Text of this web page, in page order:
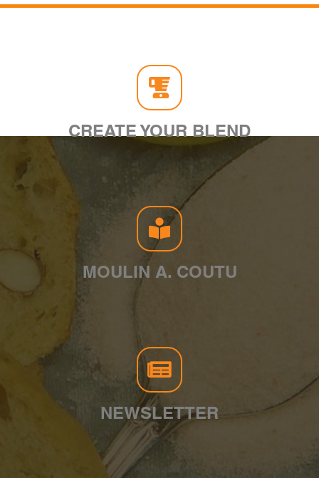
CREATE YOUR BLEND
MOULIN A. COUTU
NEWSLETTER